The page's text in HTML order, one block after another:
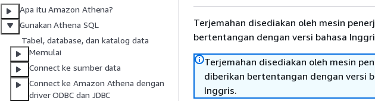
Apa itu Amazon Athena?
Gunakan Athena SQL
Tabel, database, dan katalog data
Memulai
Connect ke sumber data
Connect ke Amazon Athena dengan
driver ODBC dan JDBC
Terjemahan disediakan oleh mesin
bertentangan dengan versi bahasa
Terjemahan disediakan oleh mesin
diberikan bertentangan dengan versi
Inggris.